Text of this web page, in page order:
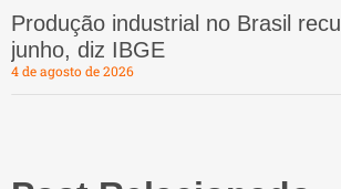
Produção industrial no Brasil
junho, diz IBGE
4 de agosto de 2026